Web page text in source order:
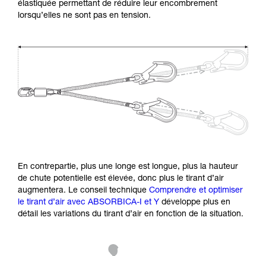
élastiquée permettant de réduire leur encombrement
lorsqu’elles ne sont pas en tension.
En contrepartie, plus une longe est longue, plus la hauteur
de chute potentielle est élevée, donc plus le tirant d’air
augmentera. Le conseil technique Comprendre et optimiser
le tirant d’air avec ABSORBICA-I et Y développe plus en
détail les variations du tirant d’air en fonction de la situation.